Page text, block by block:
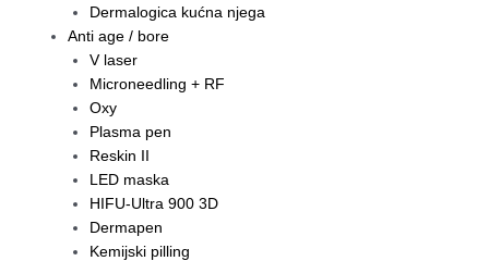
Dermalogica kućna njega
Anti age / bore
V laser
Microneedling + RF
Oxy
Plasma pen
Reskin II
LED maska
HIFU-Ultra 900 3D
Dermapen
Kemijski pilling